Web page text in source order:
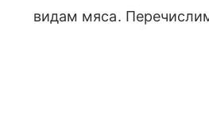
видам мяса.